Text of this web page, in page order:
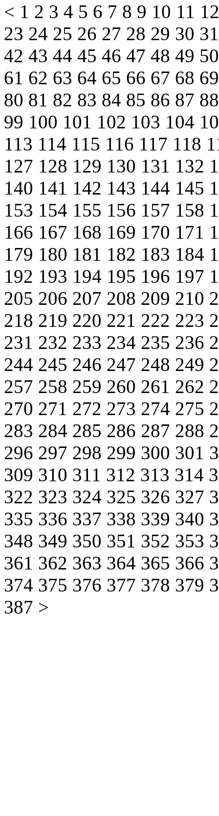
< 1 2 3 4 5 6 7 8 9 10 11
23 24 25 26 27 28 29 30
42 43 44 45 46 47 48 49
61 62 63 64 65 66 67 68
80 81 82 83 84 85 86 87
99 100 101 102 103 104
113 114 115 116 117 118
127 128 129 130 131 132
140 141 142 143 144 145
153 154 155 156 157 158
166 167 168 169 170 171
179 180 181 182 183 184
192 193 194 195 196 197
205 206 207 208 209 210
218 219 220 221 222 223
231 232 233 234 235 236
244 245 246 247 248 249
257 258 259 260 261 262
270 271 272 273 274 275
283 284 285 286 287 288
296 297 298 299 300 301
309 310 311 312 313 314
322 323 324 325 326 327
335 336 337 338 339 340
348 349 350 351 352 353
361 362 363 364 365 366
374 375 376 377 378 379
387 >